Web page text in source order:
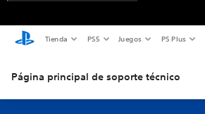
Tienda PS5 Juegos PS Plus
Página principal de soporte técnico